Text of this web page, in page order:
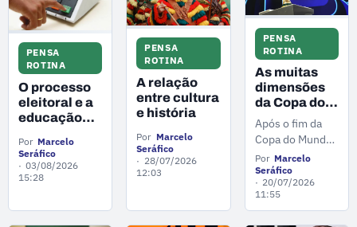
PENSA
ROTINA
O processo
eleitoral e a
educação
Por Marcelo
Seráfico
03/08/2026
15:28
PENSA
ROTINA
A relação
entre cultura
e história
Por Marcelo
Seráfico
28/07/2026
12:03
PENSA
ROTINA
As muitas
dimensões
da Copa do
Mundo de
Futebol
Após o fim da
Copa do Mundo
2026, o
sociólogo
Marcelo Seráfico
Por Marcelo
Seráfico
20/07/2026
11:55